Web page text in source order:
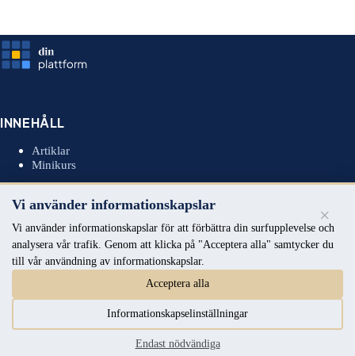
INNEHÅLL
Artiklar
Minikurs
MEDLEMSKAP
Insiders
Premium
OM
×
Vi använder informationskapslar
Vi använder informationskapslar för att förbättra din surfupplevelse och
analysera vår trafik. Genom att klicka på "Acceptera alla" samtycker du
till vår användning av informationskapslar.
Acceptera alla
Informationskapselinställningar
Endast nödvändiga